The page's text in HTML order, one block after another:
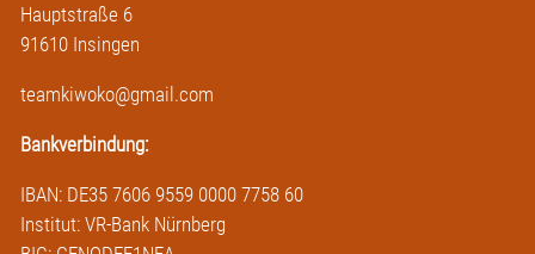
Hauptstraße 6
91610 Insingen
teamkiwoko@gmail.com
Bankverbindung:
IBAN: DE35 7606 9559 0000 7758 60
Institut: VR-Bank Nürnberg